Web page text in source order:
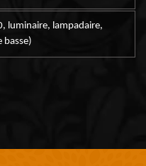
luminaire, lampadaire,
basse)